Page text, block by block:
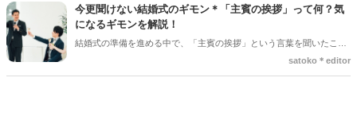
レ花嫁さんは本当にたくさんいます。 育ててくれた家族への感謝を伝
える大切な場面だからこそ、心からの想いをまっすぐ届けたいですよ
ね。今回は、読みやすい手紙の基本構成から、ゲストがおいてけぼり
にならないための素敵な工夫まで、詳しくご紹介します◎
今更聞けない結婚式のギモン＊「主賓の挨拶」って何？気
になるギモンを解説！
結婚式の準備を進める中で、「主賓の挨拶」という言葉を聞いたこと
がある人は多いのではないでしょうか＊ですが、具体的に何をするの
satoko＊editor